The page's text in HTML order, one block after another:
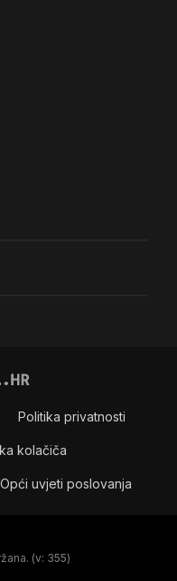
Politika privatnosti
kolačiča
Opći uvjeti poslovanja
(v: 355)